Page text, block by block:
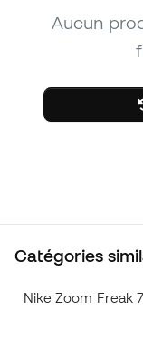
Aucun
Catégories
Nike Zoom Freak 7